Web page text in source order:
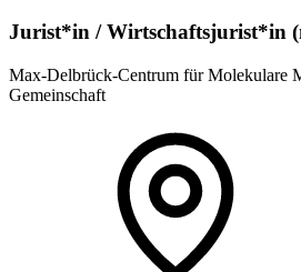
Jurist*in / Wirtschafts­jurist*in
Max-Delbrück-Centrum für Molekulare
Gemeinschaft